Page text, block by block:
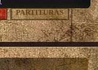
PARTITURAS